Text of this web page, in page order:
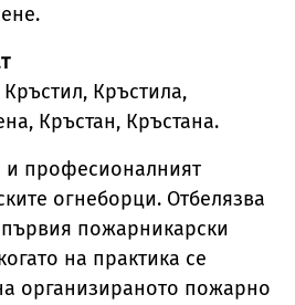
Кръстила,
Кръстан, Кръстана.
и професионалният
огнеборци. Отбелязва
пожарникарски
на практика се
организираното пожарно